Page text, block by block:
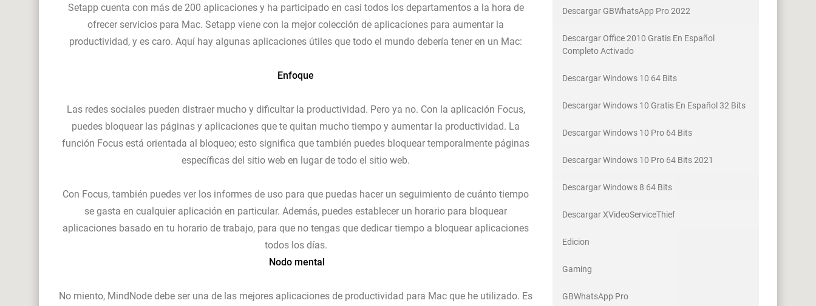
Setapp cuenta con más de 200 aplicaciones y ha participado en casi todos los departamentos a la hora de
ofrecer servicios para Mac. Setapp viene con la mejor colección de aplicaciones para aumentar la
productividad, y es caro. Aquí hay algunas aplicaciones útiles que todo el mundo debería tener en un Mac:
Enfoque
Las redes sociales pueden distraer mucho y dificultar la productividad. Pero ya no. Con la aplicación Focus,
puedes bloquear las páginas y aplicaciones que te quitan mucho tiempo y aumentar la productividad. La
función Focus está orientada al bloqueo; esto significa que también puedes bloquear temporalmente páginas
específicas del sitio web en lugar de todo el sitio web.
Con Focus, también puedes ver los informes de uso para que puedas hacer un seguimiento de cuánto tiempo
se gasta en cualquier aplicación en particular. Además, puedes establecer un horario para bloquear
aplicaciones basado en tu horario de trabajo, para que no tengas que dedicar tiempo a bloquear aplicaciones
todos los días.
Nodo mental
No miento, MindNode debe ser una de las mejores aplicaciones de productividad para Mac que he utilizado. Es
Descargar GBWhatsApp Pro 2022
Descargar Office 2010 Gratis En Español
Completo Activado
Descargar Windows 10 64 Bits
Descargar Windows 10 Gratis En Español 32 Bits
Descargar Windows 10 Pro 64 Bits
Descargar Windows 10 Pro 64 Bits 2021
Descargar Windows 8 64 Bits
Descargar XVideoServiceThief
Edicion
Gaming
GBWhatsApp Pro